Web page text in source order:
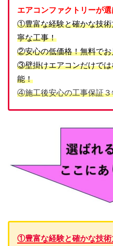
エアコンファクトリーが選
①豊富な経験と確かな技
寧な工事！
②安心の低価格！無料で
③壁掛けエアコンだけで
能！
④施工後安心の工事保証３
①豊富な経験と確かな技